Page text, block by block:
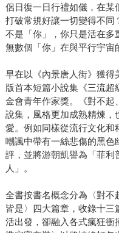
侶日復一日行禮如儀，在某
打破常規好讓一切變得不同
不是「你」，你只是活在多
無數個「你」在與平行宇
早在以《內景唐人街》獲得
版首本短篇小說集《三流
金會青年作家獎。《對不起
說集，風格更加成熟精煉，
愛。例如同樣從流行文化和
嘲諷中帶有一絲悲傷的黑色
評，並將游朝凱譽為「菲利
人」。
全書按書名概念分為〈對不
皆是〉四大篇章，收錄十
活出發，卻融入各式瘋狂衝